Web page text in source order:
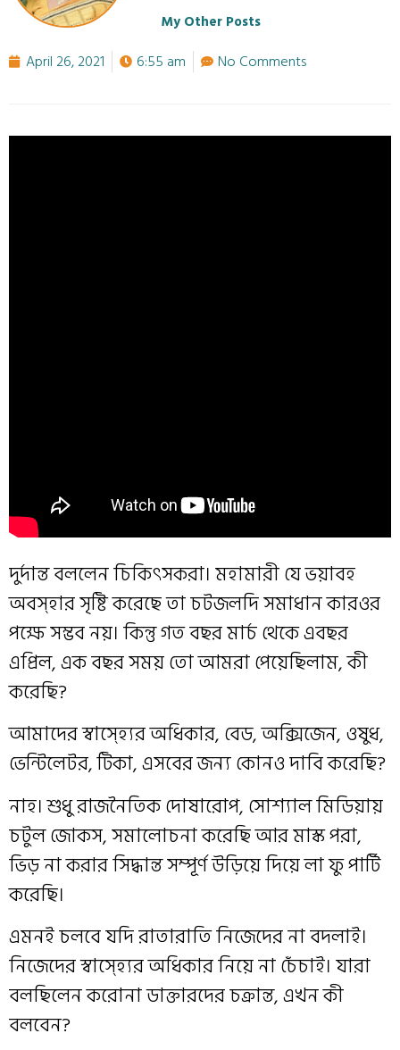
My Other Posts
April 26, 2021 6:55 am No Comments
দুর্দান্ত বললেন চিকিৎসকরা। মহামারী যে ভয়াবহ
অবস্হার সৃষ্টি করেছে তা চটজলদি সমাধান কারওর
পক্ষে সম্ভব নয়। কিন্তু গত বছর মার্চ থেকে এবছর
এপ্রিল, এক বছর সময় তো আমরা পেয়েছিলাম, কী
করেছি?
আমাদের স্বাস্হ্যের অধিকার, বেড, অ‌ক্সিজেন, ওষুধ,
ভেন্টিলেটর, টিকা, এসবের জন্য কোনও দাবি করেছি?
নাহ। শুধু রাজনৈতিক দোষারোপ, সোশ্যাল মিডিয়ায়
চটুল জোকস, সমালোচনা করেছি আর মাস্ক পরা,
ভিড় না করার সিদ্ধান্ত সম্পূর্ণ উড়িয়ে দিয়ে লা ফু পার্টি
করেছি।
এমনই চলবে যদি রাতারাতি নিজেদের না বদলাই।
নিজেদের স্বাস্হ্যের অধিকার নিয়ে না চেঁচাই। যারা
বলছিলেন করোনা ডাক্তারদের চক্রান্ত, এখন কী
বলবেন?